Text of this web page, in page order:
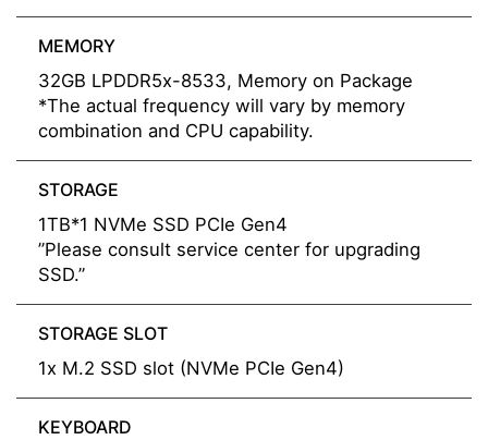
MEMORY
32GB LPDDR5x-8533, Memory on Package
*The actual frequency will vary by memory
combination and CPU capability.
STORAGE
1TB*1 NVMe SSD PCIe Gen4
”Please consult service center for upgrading
SSD.”
STORAGE SLOT
1x M.2 SSD slot (NVMe PCIe Gen4)
KEYBOARD